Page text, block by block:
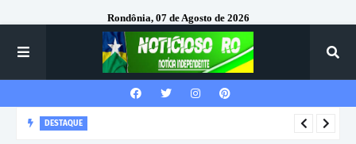
Rondônia, 07 de Agosto de 2026
DESTAQUE